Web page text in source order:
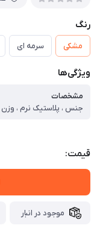
رنگ
مشکی سرمه ای
ویژگی‌ها
مشخصات
قیمت:
موجود در انبار